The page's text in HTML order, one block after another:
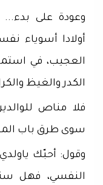
وعودة على
أولادا أسوياء
العجيب، في
الكدر والغيظ
فلا مناص
سوى طرق باب
وقول: أحبّك
النفسي، فهل